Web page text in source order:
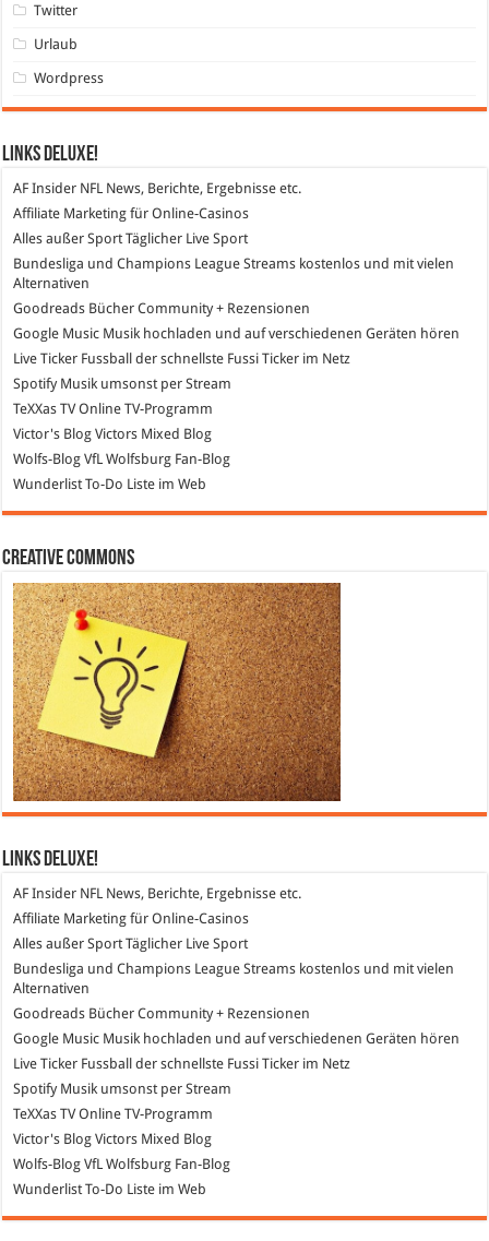
Twitter
Urlaub
Wordpress
Links DeLuXe!
AF Insider NFL News, Berichte, Ergebnisse etc.
Affiliate Marketing für Online-Casinos
Alles außer Sport Täglicher Live Sport
Bundesliga und Champions League Streams kostenlos und mit vielen
Alternativen
Goodreads Bücher Community + Rezensionen
Google Music Musik hochladen und auf verschiedenen Geräten hören
Live Ticker Fussball
der schnellste Fussi Ticker im Netz
SpotifyMusik umsonst per Stream
TeXXas TVOnline TV-Programm
Victor's Blog Victors Mixed Blog
Wolfs-Blog VfL Wolfsburg Fan-Blog
Wunderlist To-Do Liste im Web
Creative Commons
Links DeLuXe!
AF Insider NFL News, Berichte, Ergebnisse etc.
Affiliate Marketing für Online-Casinos
Alles außer Sport Täglicher Live Sport
Bundesliga und Champions League Streams kostenlos und mit vielen
Alternativen
Goodreads Bücher Community + Rezensionen
Google Music Musik hochladen und auf verschiedenen Geräten hören
Live Ticker Fussball der schnellste Fussi Ticker im Netz
SpotifyMusik umsonst per Stream
TeXXas TVOnline TV-Programm
Victor's Blog Victors Mixed Blog
Wolfs-Blog VfL Wolfsburg Fan-Blog
Wunderlist To-Do Liste im Web